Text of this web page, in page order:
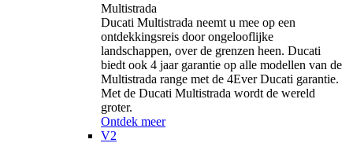
Multistrada
Ducati Multistrada neemt u mee op een
ontdekkingsreis door ongelooflijke
landschappen, over de grenzen heen. Ducati
biedt ook 4 jaar garantie op alle modellen van de
Multistrada range met de 4Ever Ducati garantie.
Met de Ducati Multistrada wordt de wereld
groter.
Ontdek meer
V2